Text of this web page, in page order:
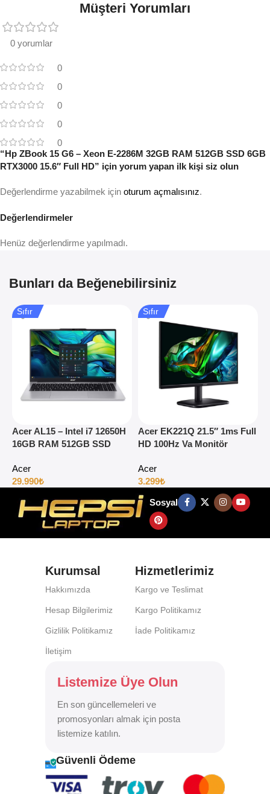
Müşteri Yorumları
0 yorumlar
0
0
0
0
0
Değerlendirmeler
Henüz değerlendirme yapılmadı.
“Hp ZBook 15 G6 – Xeon E-2286M 32GB RAM 512GB SSD 6GB
RTX3000 15.6″ Full HD” için yorum yapan ilk kişi siz olun
Değerlendirme yazabilmek için oturum açmalısınız.
Bunları da Beğenebilirsiniz
Sıfır
Acer AL15 – Intel i7 12650H
16GB RAM 512GB SSD
Acer
29.990₺
Sıfır
Acer EK221Q 21.5″ 1ms Full
HD 100Hz Va Monitör
Acer
3.299₺
Sosyal
Kurumsal
Hakkımızda
Hesap Bilgilerimiz
Gizlilik Politikamız
İletişim
Hizmetlerimiz
Kargo ve Teslimat
Kargo Politikamız
İade Politikamız
Listemize Üye Olun
En son güncellemeleri ve
promosyonları almak için posta
listemize katılın.
Güvenli Ödeme